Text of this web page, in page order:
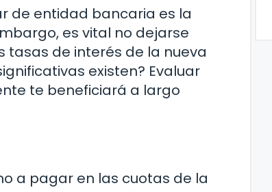
de entidad bancaria es la
es vital no dejarse
de interés de la nueva
existen? Evaluar
te beneficiará a largo
a pagar en las cuotas de la